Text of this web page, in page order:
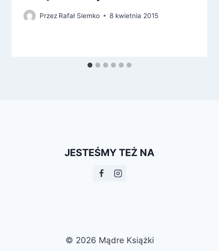
Przez Rafał Siemko 8 kwietnia 2015
JESTEŚMY TEŻ NA
© 2026 Mądre Książki